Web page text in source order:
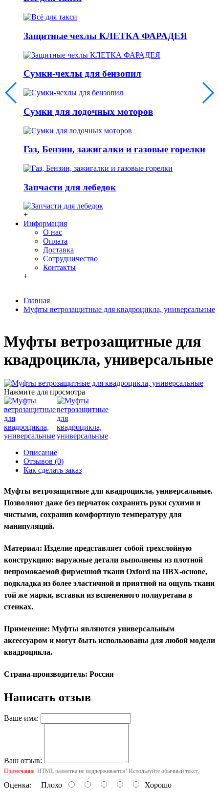
Защитные чехлы КЛЕТКА ФАРАДЕЯ
Сумки-чехлы для бензопил
Сумки для лодочных моторов
Газ, Бензин, зажигалки и газовые горелки
Запчасти для лебедок
+
Информация
О нас
Оплата
Доставка
Сотрудничество
Контакты
+
Главная
Муфты ветрозащитные для квадроцикла, универсальные
Муфты ветрозащитные для
квадроцикла, универсальные
Нажмите для просмотра
Описание
Отзывов (0)
Как сделать заказ
Муфты ветрозащитные для квадроцикла, универсальные.
Позволяют даже без перчаток сохранить руки сухими и
чистыми, сохранив комфортную температуру для
манипуляций.
Материал: Изделие представляет собой трехслойную
конструкцию: наружные детали выполнены из плотной
непромокаемой фирменной ткани Oxford на ПВХ-основе,
подкладка из более эластичной и приятной на ощупь ткани
той же марки, вставки из вспененного полиуретана в
стенках.
Применение: Муфты являются универсальным
аксессуаром и могут быть использованы для любой модели
квадроцикла.
Страна-производитель: Россия
Написать отзыв
Ваше имя:
Ваш отзыв:
Примечание: HTML разметка не поддерживается! Используйте обычный текст.
Оценка: Плохо Хорошо